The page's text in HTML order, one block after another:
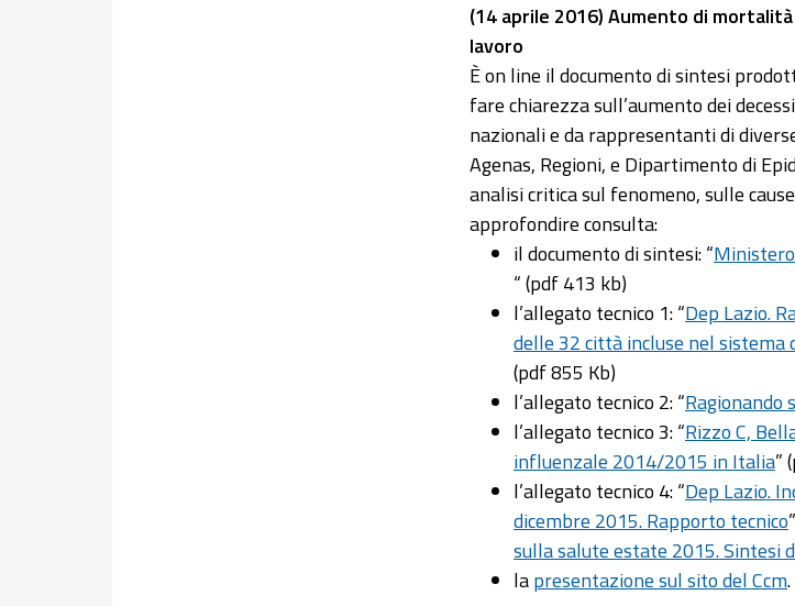
(14 aprile 2016) Aumento di
lavoro
È on line il documento di sintesi
fare chiarezza sull’aumento dei
nazionali e da rappresentanti di
Agenas, Regioni, e Dipartimento di
analisi critica sul fenomeno, sulle
approfondire consulta:
il documento di sintesi: “
“ (pdf 413 kb)
l’allegato tecnico 1: “Dep Lazio.
delle 32 città incluse nel
(pdf 855 Kb)
l’allegato tecnico 2: “Ragionando
l’allegato tecnico 3: “Rizzo C,
influenzale 2014/2015 in Italia”
l’allegato tecnico 4: “Dep Lazio.
dicembre 2015. Rapporto tecnico
sulla salute estate 2015. Sintesi
lapresentazione sul sito del Ccm.